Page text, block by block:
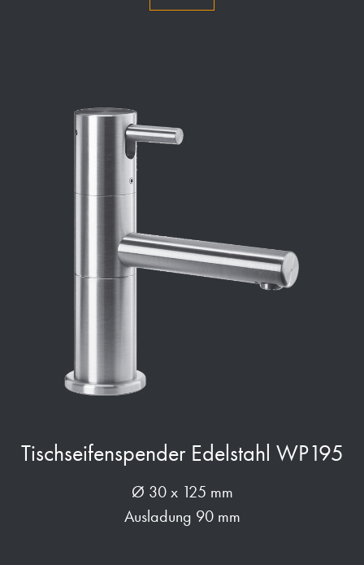
Tischseifenspender Edelstahl WP195
Ø 30 x 125 mm
Ausladung 90 mm